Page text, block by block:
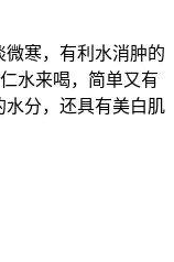
寒，有利水消肿的
水来喝，简单又有
水分，还具有美白肌